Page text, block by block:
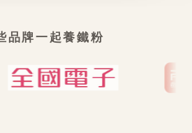
品牌一起養鐵粉